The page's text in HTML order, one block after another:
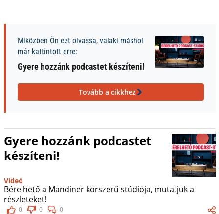
Miközben Ön ezt olvassa, valaki máshol
már kattintott erre:
Gyere hozzánk podcastet készíteni!
Tovább a cikkhez
Gyere hozzánk podcastet
készíteni!
Videó
Bérelhető a Mandiner korszerű stúdiója, mutatjuk a
részleteket!
0 0 0